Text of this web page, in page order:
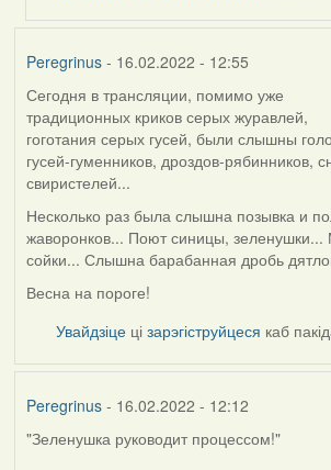
Peregrinus- 16.02.2022 - 12:55
Сегодня в трансляции, помимо уже
традиционных криков серых журавлей,
гоготания серых гусей, были слышны
гусей-гуменников, дроздов-рябинников,
свиристелей...
Несколько раз была слышна позывка и
жаворонков... Поют синицы, зеленушки...
сойки... Слышна барабанная дробь
Весна на пороге!
Увайдзіце цізарэгіструйцеся каб
Peregrinus- 16.02.2022 - 12:12
"Зеленушка руководит процессом!"